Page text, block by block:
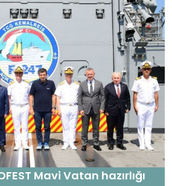
Mavi Vatan hazırlığı